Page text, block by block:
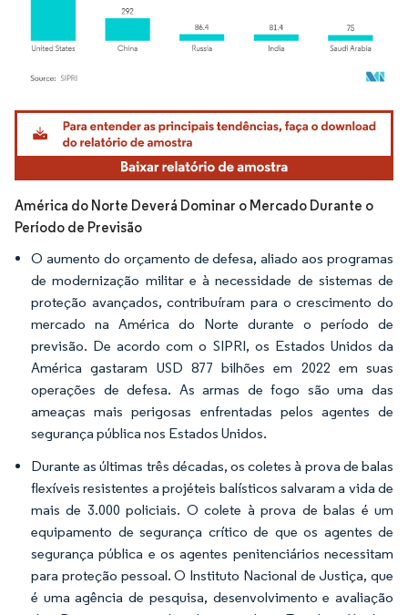
Imagem © Mordor Intelligence. O reuso requer atribuição conforme CC BY 4.0.
América do Norte Deverá Dominar o Mercado Durante o
Período de Previsão
O aumento do orçamento de defesa, aliado aos programas
de modernização militar e à necessidade de sistemas de
proteção avançados, contribuíram para o crescimento do
mercado na América do Norte durante o período de
previsão. De acordo com o SIPRI, os Estados Unidos da
América gastaram USD 877 bilhões em 2022 em suas
operações de defesa. As armas de fogo são uma das
ameaças mais perigosas enfrentadas pelos agentes de
segurança pública nos Estados Unidos.
Durante as últimas três décadas, os coletes à prova de balas
flexíveis resistentes a projéteis balísticos salvaram a vida de
mais de 3.000 policiais. O colete à prova de balas é um
equipamento de segurança crítico de que os agentes de
segurança pública e os agentes penitenciários necessitam
para proteção pessoal. O Instituto Nacional de Justiça, que
é uma agência de pesquisa, desenvolvimento e avaliação